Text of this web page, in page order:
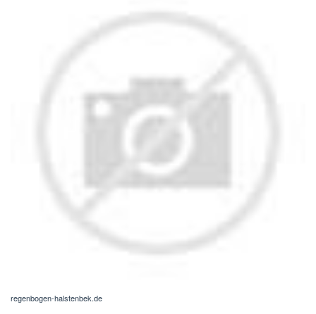
regenbogen-halstenbek.de